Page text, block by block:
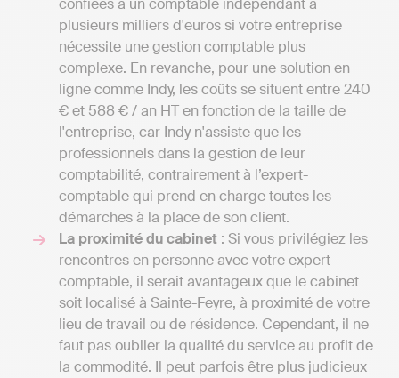
confiées à un comptable indépendant à
plusieurs milliers d'euros si votre entreprise
nécessite une gestion comptable plus
complexe. En revanche, pour une solution en
ligne comme Indy, les coûts se situent entre 240
€ et 588 € / an HT en fonction de la taille de
l'entreprise, car Indy n'assiste que les
professionnels dans la gestion de leur
comptabilité, contrairement à l’expert-
comptable qui prend en charge toutes les
démarches à la place de son client.
La proximité du cabinet : Si vous privilégiez les
rencontres en personne avec votre expert-
comptable, il serait avantageux que le cabinet
soit localisé à Sainte-Feyre, à proximité de votre
lieu de travail ou de résidence. Cependant, il ne
faut pas oublier la qualité du service au profit de
la commodité. Il peut parfois être plus judicieux